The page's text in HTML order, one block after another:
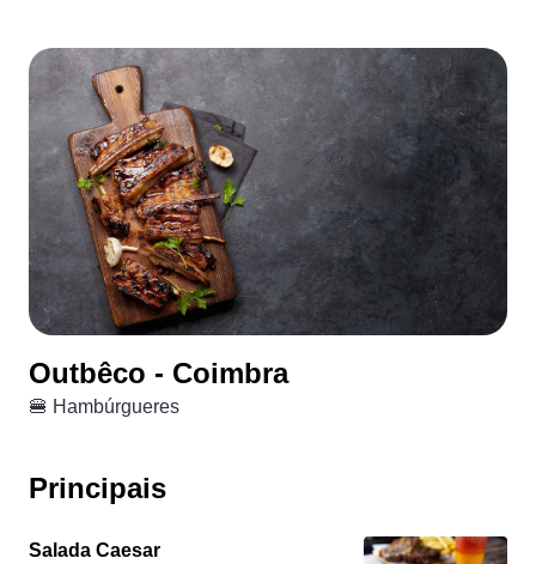
Outbêco - Coimbra
🍔 Hambúrgueres
Principais
Salada Caesar